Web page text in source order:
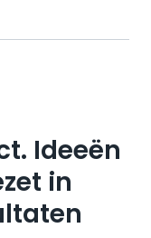
Ideeën
in